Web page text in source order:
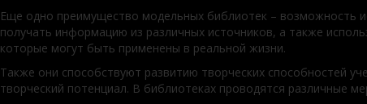
Еще одно преимущество модельных библиотек – возможность
получать информацию из различных источников, а также
которые могут быть применены в реальной жизни.
Также они способствуют развитию творческих способностей
творческий потенциал. В библиотеках проводятся различные